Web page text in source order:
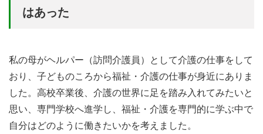
はあった
私の母がヘルパー（訪問介護員）として介護の仕事をして
おり、子どものころから福祉・介護の仕事が身近にありま
した。高校卒業後、介護の世界に足を踏み入れてみたいと
思い、専門学校へ進学し、福祉・介護を専門的に学ぶ中で
自分はどのように働きたいかを考えました。